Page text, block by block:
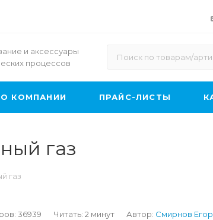
и аксессуары
процессов
О КОМПАНИИ ПРАЙС-ЛИСТЫ
газ
газ
36939 Читать: 2 минут Автор: Смирнов